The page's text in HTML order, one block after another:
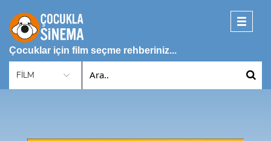
Toggle
Çocuklar için film seçme rehberiniz...